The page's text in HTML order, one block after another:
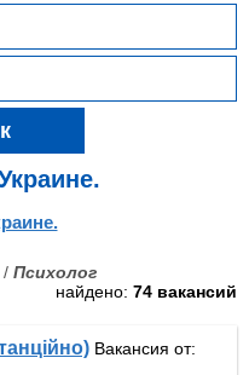
/ Психолог
найдено: 74 вакансий
Вакансия от: